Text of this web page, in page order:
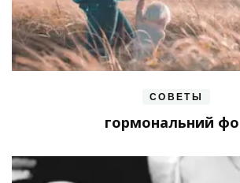
СОВЕТЫ
гормональний